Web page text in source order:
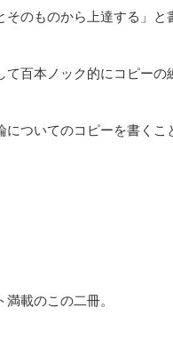
のものから上達する」と
百本ノック的にコピーの
ついてのコピーを書くこ
載のこの二冊。